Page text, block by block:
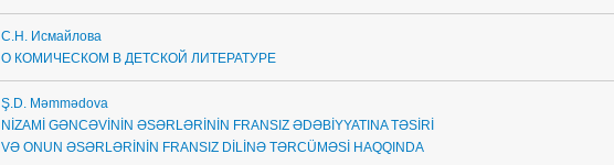
С.Н. Исмайлова
О КОМИЧЕСКОМ В ДЕТСКОЙ ЛИТЕРАТУРЕ
Ş.D. Məmmədova
NİZAMİ GƏNCƏVİNİN ƏSƏRLƏRİNİN FRANSIZ ƏDƏBİYYATINA TƏSİRİ
VƏ ONUN ƏSƏRLƏRİNİN FRANSIZ DİLİNƏ TƏRCÜMƏSİ HAQQINDA